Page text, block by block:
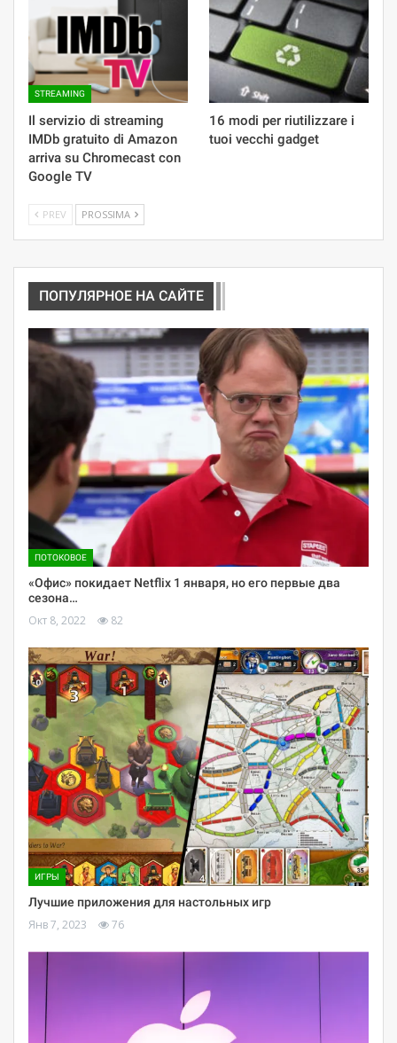
STREAMING
Il servizio di streaming
IMDb gratuito di Amazon
arriva su Chromecast con
Google TV
16 modi per riutilizzare i
tuoi vecchi gadget
PREV PROSSIMA
ПОПУЛЯРНОЕ НА САЙТЕ
ПОТОКОВОЕ
«Офис» покидает Netflix 1 января, но его первые два
сезона…
Окт 8, 2022 82
ИГРЫ
Лучшие приложения для настольных игр
Янв 7, 2023 76